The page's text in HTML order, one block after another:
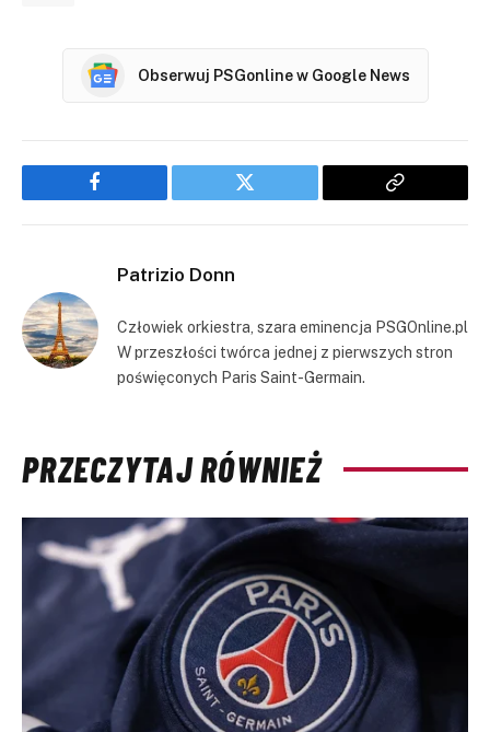
Obserwuj PSGonline w Google News
Facebook Twitter
Copy
Patrizio Donn
Człowiek orkiestra, szara eminencja PSGOnline.pl
W przeszłości twórca jednej z pierwszych stron
poświęconych Paris Saint-Germain.
PRZECZYTAJ RÓWNIEŻ